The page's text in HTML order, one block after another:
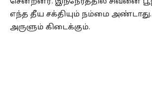
எந்த தீய சக்தியும் நம்மை அண்டாது.
அருளும் கிடைக்கும்.